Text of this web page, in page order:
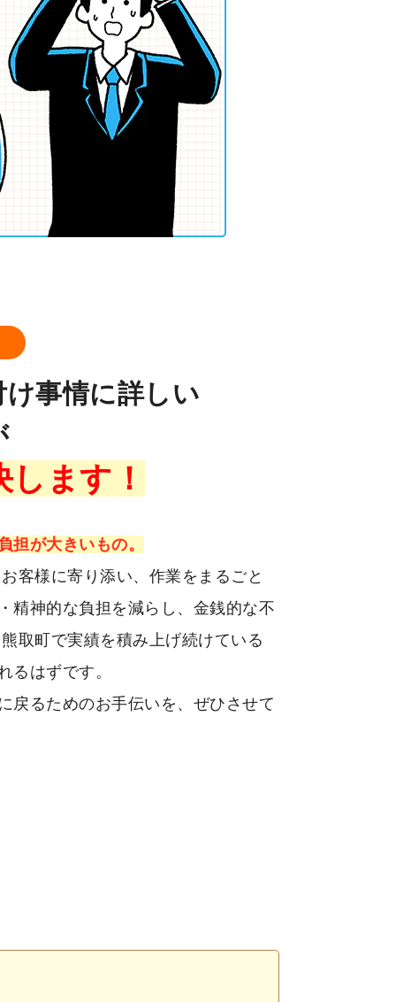
事情に詳しい
ます！
担が大きいもの。
客様に寄り添い、作業をまるごと
精神的な負担を減らし、金銭的な不
取町で実績を積み上げ続けている
るはずです。
戻るためのお手伝いを、ぜひさせて